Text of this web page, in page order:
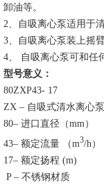
卸油等。
2、自吸离心泵适用于
3、自吸离心泵装上摇
4、 自吸离心泵可和任
型号意义：
80ZXP43- 17
ZX – 自吸式清水离心泵
80– 进口直径（mm）
43– 额定流量 （m3/h）
17– 额定扬程 (m)
P – 不锈钢材质